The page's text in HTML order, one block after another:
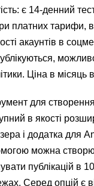
є 14-денний
платних тарифи, в
акаунтів в
Ціна в місяць
для
в якості
і додатка для
можна
публікацій в
Серед опцій є